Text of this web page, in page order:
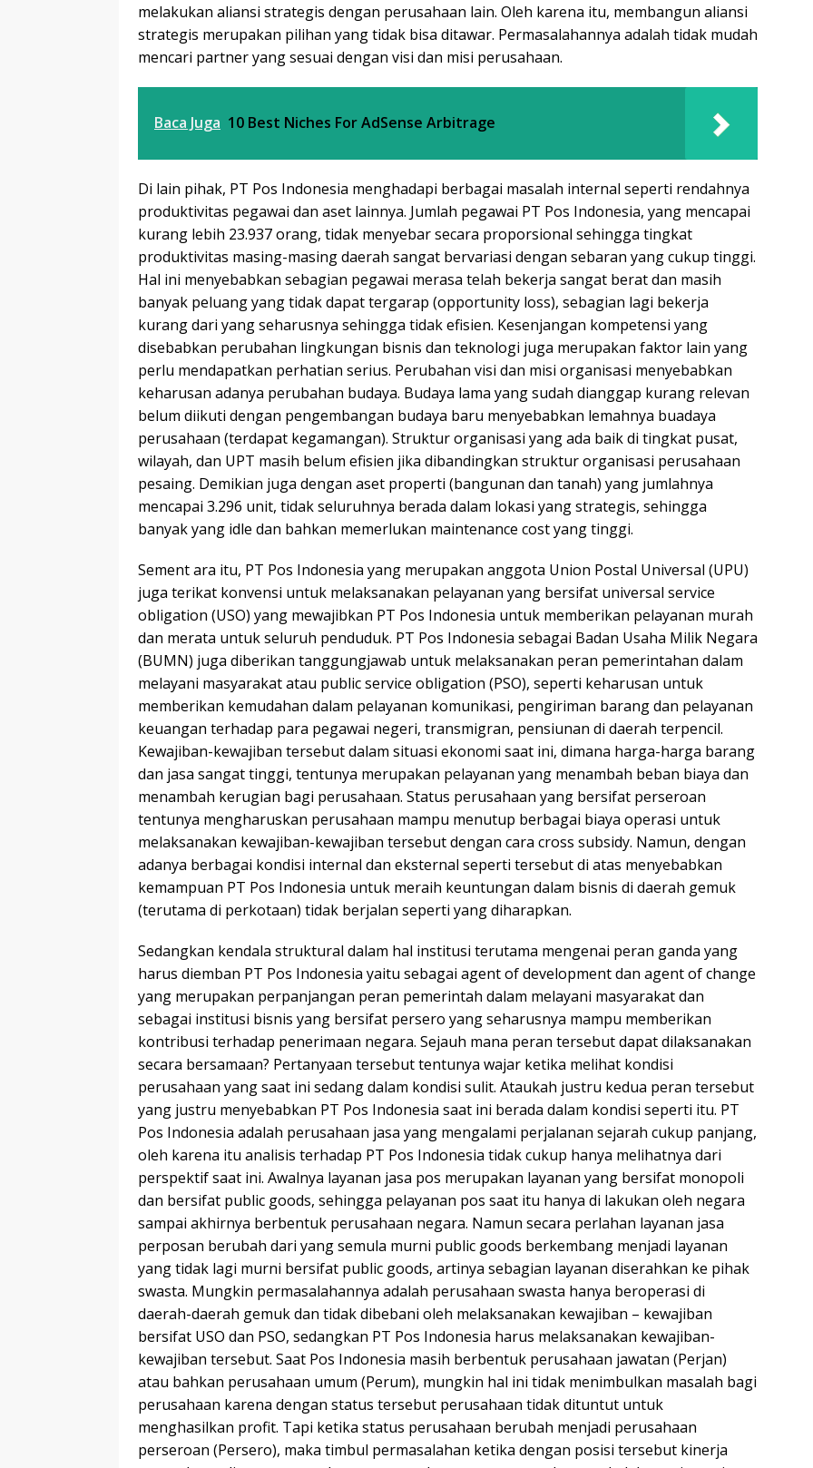
melakukan aliansi strategis dengan perusahaan lain. Oleh karena itu, membangun aliansi
strategis merupakan pilihan yang tidak bisa ditawar. Permasalahannya adalah tidak mudah
mencari partner yang sesuai dengan visi dan misi perusahaan.
Baca Juga 10 Best Niches For AdSense Arbitrage
Di lain pihak, PT Pos Indonesia menghadapi berbagai masalah internal seperti rendahnya
produktivitas pegawai dan aset lainnya. Jumlah pegawai PT Pos Indonesia, yang mencapai
kurang lebih 23.937 orang, tidak menyebar secara proporsional sehingga tingkat
produktivitas masing-masing daerah sangat bervariasi dengan sebaran yang cukup tinggi.
Hal ini menyebabkan sebagian pegawai merasa telah bekerja sangat berat dan masih
banyak peluang yang tidak dapat tergarap (opportunity loss), sebagian lagi bekerja
kurang dari yang seharusnya sehingga tidak efisien. Kesenjangan kompetensi yang
disebabkan perubahan lingkungan bisnis dan teknologi juga merupakan faktor lain yang
perlu mendapatkan perhatian serius. Perubahan visi dan misi organisasi menyebabkan
keharusan adanya perubahan budaya. Budaya lama yang sudah dianggap kurang relevan
belum diikuti dengan pengembangan budaya baru menyebabkan lemahnya buadaya
perusahaan (terdapat kegamangan). Struktur organisasi yang ada baik di tingkat pusat,
wilayah, dan UPT masih belum efisien jika dibandingkan struktur organisasi perusahaan
pesaing. Demikian juga dengan aset properti (bangunan dan tanah) yang jumlahnya
mencapai 3.296 unit, tidak seluruhnya berada dalam lokasi yang strategis, sehingga
banyak yang idle dan bahkan memerlukan maintenance cost yang tinggi.
Sement ara itu, PT Pos Indonesia yang merupakan anggota Union Postal Universal (UPU)
juga terikat konvensi untuk melaksanakan pelayanan yang bersifat universal service
obligation (USO) yang mewajibkan PT Pos Indonesia untuk memberikan pelayanan murah
dan merata untuk seluruh penduduk. PT Pos Indonesia sebagai Badan Usaha Milik Negara
(BUMN) juga diberikan tanggungjawab untuk melaksanakan peran pemerintahan dalam
melayani masyarakat atau public service obligation (PSO), seperti keharusan untuk
memberikan kemudahan dalam pelayanan komunikasi, pengiriman barang dan pelayanan
keuangan terhadap para pegawai negeri, transmigran, pensiunan di daerah terpencil.
Kewajiban-kewajiban tersebut dalam situasi ekonomi saat ini, dimana harga-harga barang
dan jasa sangat tinggi, tentunya merupakan pelayanan yang menambah beban biaya dan
menambah kerugian bagi perusahaan. Status perusahaan yang bersifat perseroan
tentunya mengharuskan perusahaan mampu menutup berbagai biaya operasi untuk
melaksanakan kewajiban-kewajiban tersebut dengan cara cross subsidy. Namun, dengan
adanya berbagai kondisi internal dan eksternal seperti tersebut di atas menyebabkan
kemampuan PT Pos Indonesia untuk meraih keuntungan dalam bisnis di daerah gemuk
(terutama di perkotaan) tidak berjalan seperti yang diharapkan.
Sedangkan kendala struktural dalam hal institusi terutama mengenai peran ganda yang
harus diemban PT Pos Indonesia yaitu sebagai agent of development dan agent of change
yang merupakan perpanjangan peran pemerintah dalam melayani masyarakat dan
sebagai institusi bisnis yang bersifat persero yang seharusnya mampu memberikan
kontribusi terhadap penerimaan negara. Sejauh mana peran tersebut dapat dilaksanakan
secara bersamaan? Pertanyaan tersebut tentunya wajar ketika melihat kondisi
perusahaan yang saat ini sedang dalam kondisi sulit. Ataukah justru kedua peran tersebut
yang justru menyebabkan PT Pos Indonesia saat ini berada dalam kondisi seperti itu. PT
Pos Indonesia adalah perusahaan jasa yang mengalami perjalanan sejarah cukup panjang,
oleh karena itu analisis terhadap PT Pos Indonesia tidak cukup hanya melihatnya dari
perspektif saat ini. Awalnya layanan jasa pos merupakan layanan yang bersifat monopoli
dan bersifat public goods, sehingga pelayanan pos saat itu hanya di lakukan oleh negara
sampai akhirnya berbentuk perusahaan negara. Namun secara perlahan layanan jasa
perposan berubah dari yang semula murni public goods berkembang menjadi layanan
yang tidak lagi murni bersifat public goods, artinya sebagian layanan diserahkan ke pihak
swasta. Mungkin permasalahannya adalah perusahaan swasta hanya beroperasi di
daerah-daerah gemuk dan tidak dibebani oleh melaksanakan kewajiban – kewajiban
bersifat USO dan PSO, sedangkan PT Pos Indonesia harus melaksanakan kewajiban-
kewajiban tersebut. Saat Pos Indonesia masih berbentuk perusahaan jawatan (Perjan)
atau bahkan perusahaan umum (Perum), mungkin hal ini tidak menimbulkan masalah bagi
perusahaan karena dengan status tersebut perusahaan tidak dituntut untuk
menghasilkan profit. Tapi ketika status perusahaan berubah menjadi perusahaan
perseroan (Persero), maka timbul permasalahan ketika dengan posisi tersebut kinerja